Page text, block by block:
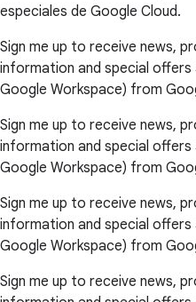
especiales de Google Cloud.
Sign me up to receive news,
information and special offers
Google Workspace) from
Sign me up to receive news,
information and special offers
Google Workspace) from
Sign me up to receive news,
information and special offers
Google Workspace) from
Sign me up to receive news,